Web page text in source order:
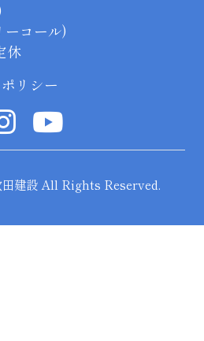
ーコール)
休
リシー
建設 All Rights Reserved.